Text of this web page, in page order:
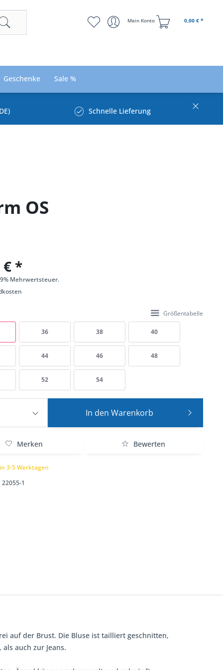
Mein Konto 0,00 € *
Geschenke Sale %
Schnelle Lieferung
OS
€ *
Mehrwertsteuer.
Größentabelle
36 38 40
44 46 48
52 54
In den Warenkorb
Merken Bewerten
3-5 Werktagen
22055-1
auf der Brust. Die Bluse ist tailliert geschnitten,
auch zur Jeans.